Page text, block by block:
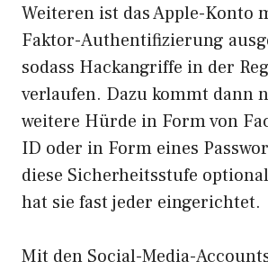
Weiteren ist das Apple-Konto
Faktor-Authentifizierung
sodass Hackangriffe in der
verlaufen. Dazu kommt dann
weitere Hürde in Form von
ID oder in Form eines
diese Sicherheitsstufe
hat sie fast jeder eingerichtet.
Mit den Social-Media-